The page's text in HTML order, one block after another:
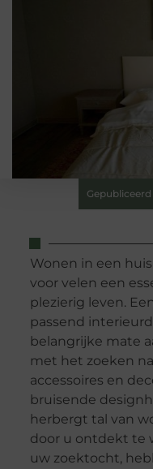
Wonen in een huis
voor velen een
plezierig leven.
passend
belangrijke mate
met het zoeken
accessoires en
bruisende
herbergt tal van
door u ontdekt te
uw zoektocht,